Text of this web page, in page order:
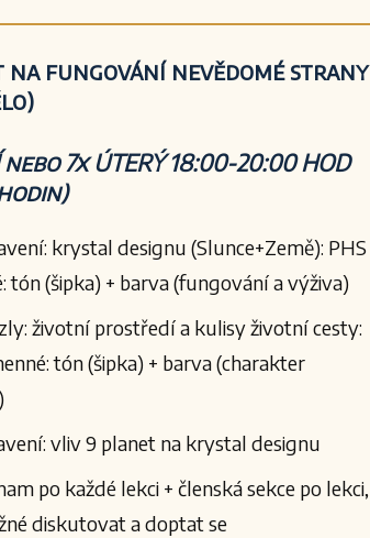
fungování nevědomé strany
nebo 7x ÚTERÝ 18:00-20:00 HOD
krystal designu (Slunce+Země): PHS
tón (šipka) + barva (fungování a výživa)
životní prostředí a kulisy životní cesty:
tón (šipka) + barva (charakter
vliv 9 planet na krystal designu
po každé lekci + členská sekce po lekci,
diskutovat a doptat se